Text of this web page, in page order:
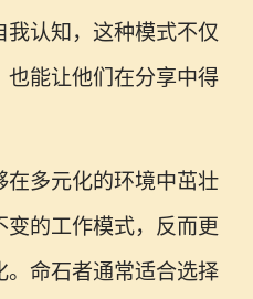
我认知，这种模式不仅
也能让他们在分享中得
在多元化的环境中茁壮
变的工作模式，反而更
。命石者通常适合选择